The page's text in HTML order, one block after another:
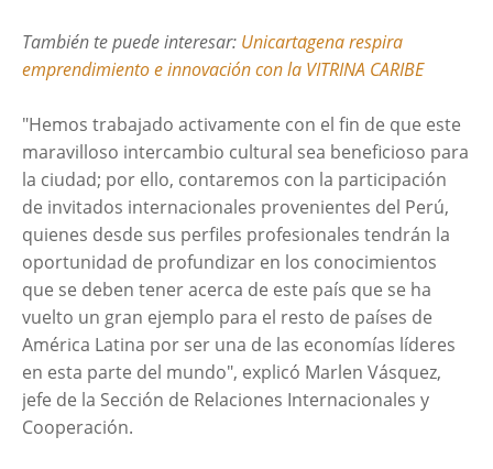
También te puede interesar: Unicartagena respira
emprendimiento e innovación con la VITRINA CARIBE
"Hemos trabajado activamente con el fin de que este
maravilloso intercambio cultural sea beneficioso para
la ciudad; por ello, contaremos con la participación
de invitados internacionales provenientes del Perú,
quienes desde sus perfiles profesionales tendrán la
oportunidad de profundizar en los conocimientos
que se deben tener acerca de este país que se ha
vuelto un gran ejemplo para el resto de países de
América Latina por ser una de las economías líderes
en esta parte del mundo", explicó Marlen Vásquez,
jefe de la Sección de Relaciones Internacionales y
Cooperación.